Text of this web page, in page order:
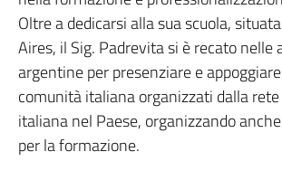
Oltre a dedicarsi alla sua scuola,
Aires, il Sig. Padrevita si è recato nelle
argentine per presenziare e
comunità italiana organizzati dalla
italiana nel Paese, organizzando
per la formazione.